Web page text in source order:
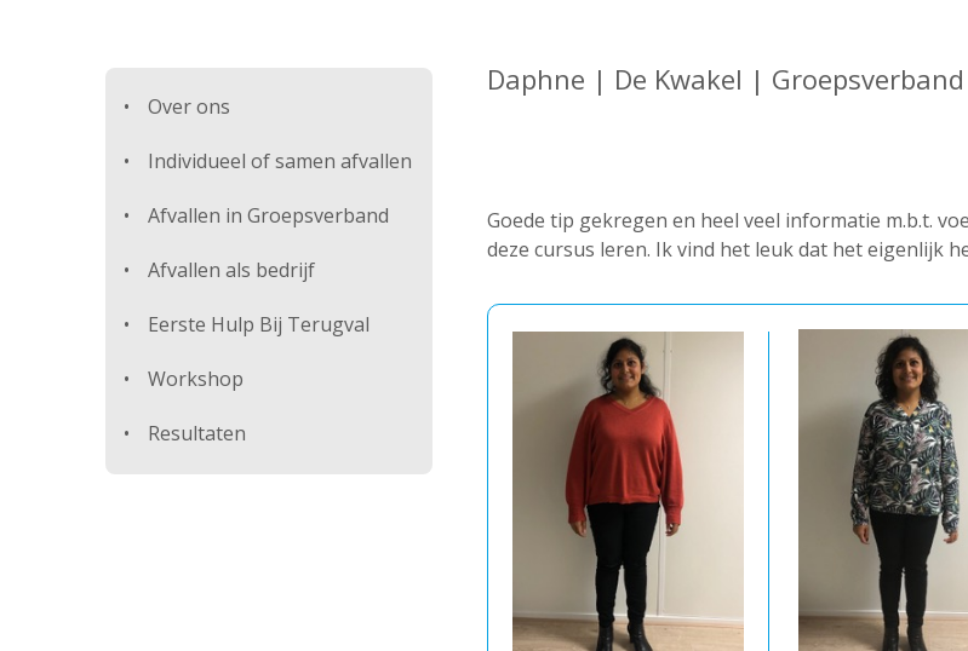
Over ons
Individueel of samen afvallen
Afvallen in Groepsverband
Afvallen als bedrijf
Eerste Hulp Bij Terugval
Workshop
Resultaten
Daphne | De Kwakel |
Goede tip gekregen en heel veel informatie m.b.t.
deze cursus leren. Ik vind het leuk dat het eigenlijk